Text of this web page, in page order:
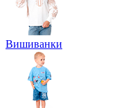
Вишиванки